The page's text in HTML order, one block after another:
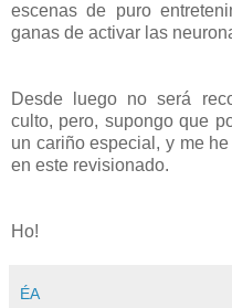
escenas de puro
ganas de activar las
Desde luego no será
culto, pero, supongo que
un cariño especial, y me
en este revisionado.
Ho!
ÉA